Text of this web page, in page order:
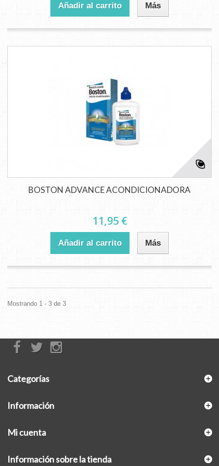
Añadir al carrito Más
BOSTON ADVANCE ACONDICIONADORA
11,95 €
Añadir al carrito Más
Mostrando 1 - 3 de 3
Categorías
Información
Mi cuenta
Información sobre la tienda